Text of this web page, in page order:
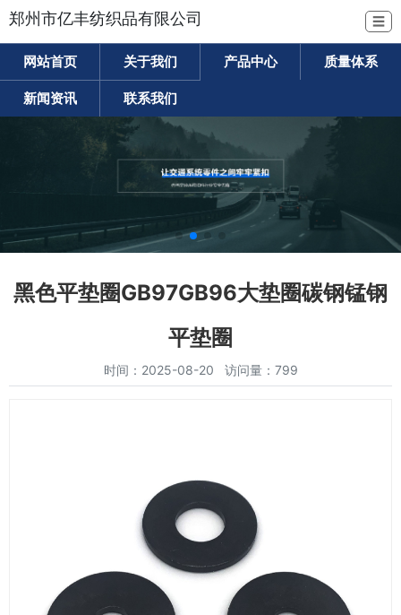
郑州市亿丰纺织品有限公司 ☰
网站首页 关于我们 产品中心 质量体系
新闻资讯 联系我们
黑色平垫圈GB97GB96大垫圈碳钢锰钢
平垫圈
时间：2025-08-20 访问量：799